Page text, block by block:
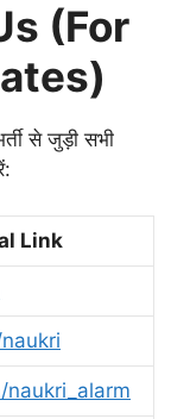
(For
से जुड़ी सभी
Link